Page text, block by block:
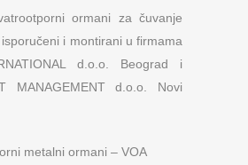
ormani za čuvanje
i montirani u firmama
d.o.o. Beograd i
MANAGEMENT d.o.o. Novi
metalni ormani – VOA